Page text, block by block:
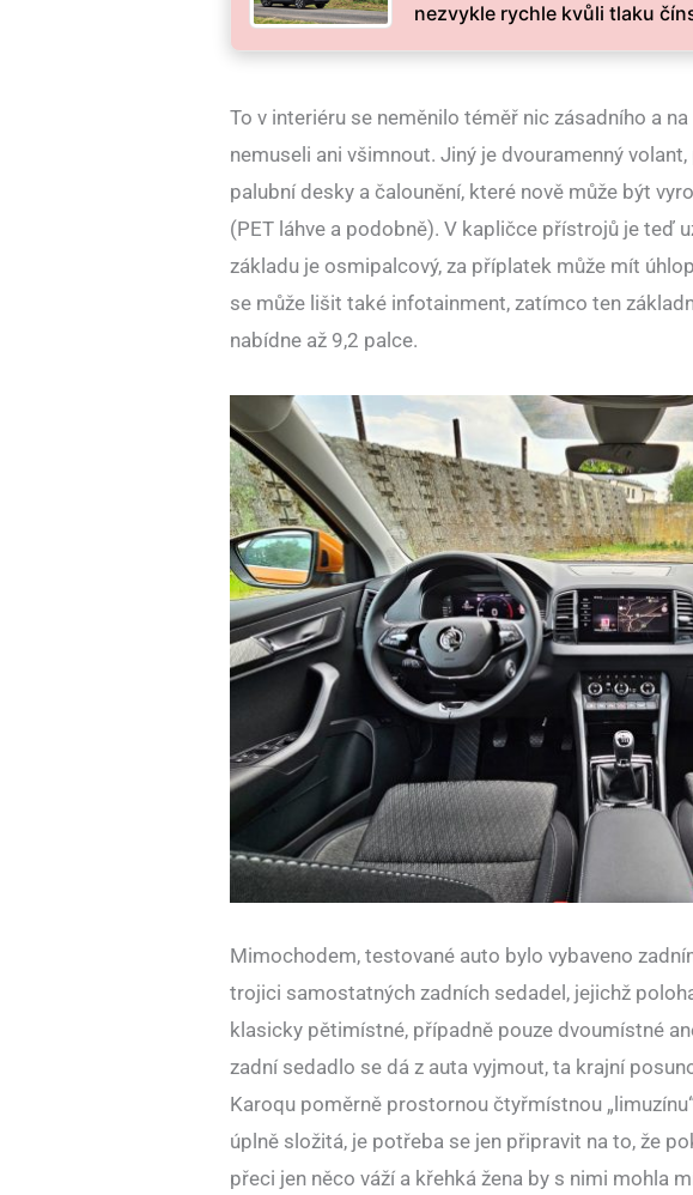
nezvykle rychle kvůli tlaku
To v interiéru se neměnilo téměř nic zásadního a
nemuseli ani všimnout. Jiný je dvouramenný
palubní desky a čalounění, které nově může být
(PET láhve a podobně). V kapličce přístrojů je teď
základu je osmipalcový, za příplatek může mít
se může lišit také infotainment, zatímco ten
nabídne až 9,2 palce.
Mimochodem, testované auto bylo vybaveno
trojici samostatných zadních sedadel, jejichž
klasicky pětimístné, případně pouze dvoumístné
zadní sedadlo se dá z auta vyjmout, ta krajní
Karoqu poměrně prostornou čtyřmístnou
úplně složitá, je potřeba se jen připravit na to, že
přeci jen něco váží a křehká žena by s nimi mohla